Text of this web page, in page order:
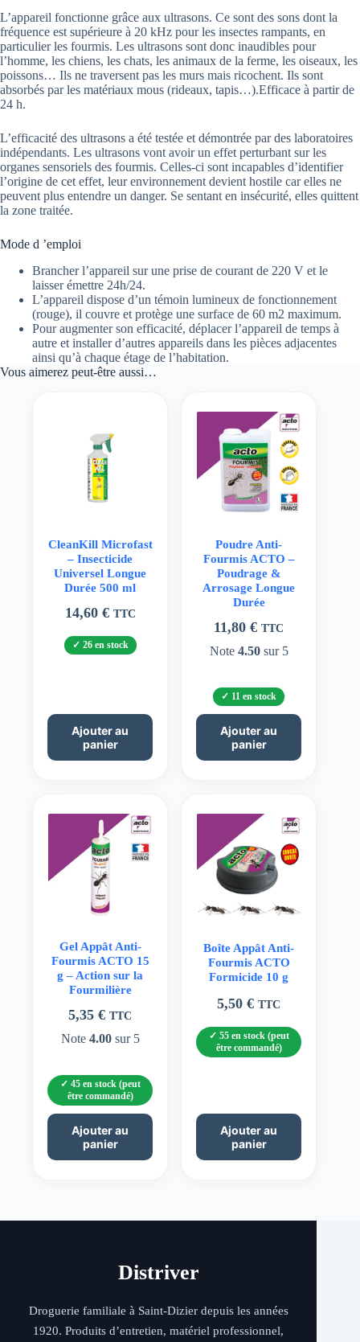
L’appareil fonctionne grâce aux ultrasons. Ce sont des sons dont la
fréquence est supérieure à 20 kHz pour les insectes rampants, en
particulier les fourmis. Les ultrasons sont donc inaudibles pour
l’homme, les chiens, les chats, les animaux de la ferme, les oiseaux, les
poissons… Ils ne traversent pas les murs mais ricochent. Ils sont
absorbés par les matériaux mous (rideaux, tapis…).Efficace à partir de
24 h.
L’efficacité des ultrasons a été testée et démontrée par des laboratoires
indépendants. Les ultrasons vont avoir un effet perturbant sur les
organes sensoriels des fourmis. Celles-ci sont incapables d’identifier
l’origine de cet effet, leur environnement devient hostile car elles ne
peuvent plus entendre un danger. Se sentant en insécurité, elles quittent
la zone traitée.
Mode d ’emploi
Brancher l’appareil sur une prise de courant de 220 V et le
laisser émettre 24h/24.
L’appareil dispose d’un témoin lumineux de fonctionnement
(rouge), il couvre et protège une surface de 60 m2 maximum.
Pour augmenter son efficacité, déplacer l’appareil de temps à
autre et installer d’autres appareils dans les pièces adjacentes
ainsi qu’à chaque étage de l’habitation.
Vous aimerez peut-être aussi…
CleanKill Microfast
– Insecticide
Universel Longue
Durée 500 ml
14,60 € TTC
26 en stock
Ajouter au
panier
Poudre Anti-
Fourmis ACTO –
Poudrage &
Arrosage Longue
Durée
11,80€ TTC
Note 4.50sur 5
11 en stock
Ajouter au
panier
Gel Appât Anti-
Fourmis ACTO 15
g – Action sur la
Fourmilière
5,35€ TTC
Note 4.00sur 5
45 en stock (peut
être commandé)
Ajouter au
panier
Boîte Appât Anti-
Fourmis ACTO
Formicide 10 g
5,50€ TTC
55 en stock (peut
être commandé)
Ajouter au
panier
Distriver
Droguerie familiale à Saint-Dizier depuis les années
1920. Produits d’entretien, matériel professionnel,